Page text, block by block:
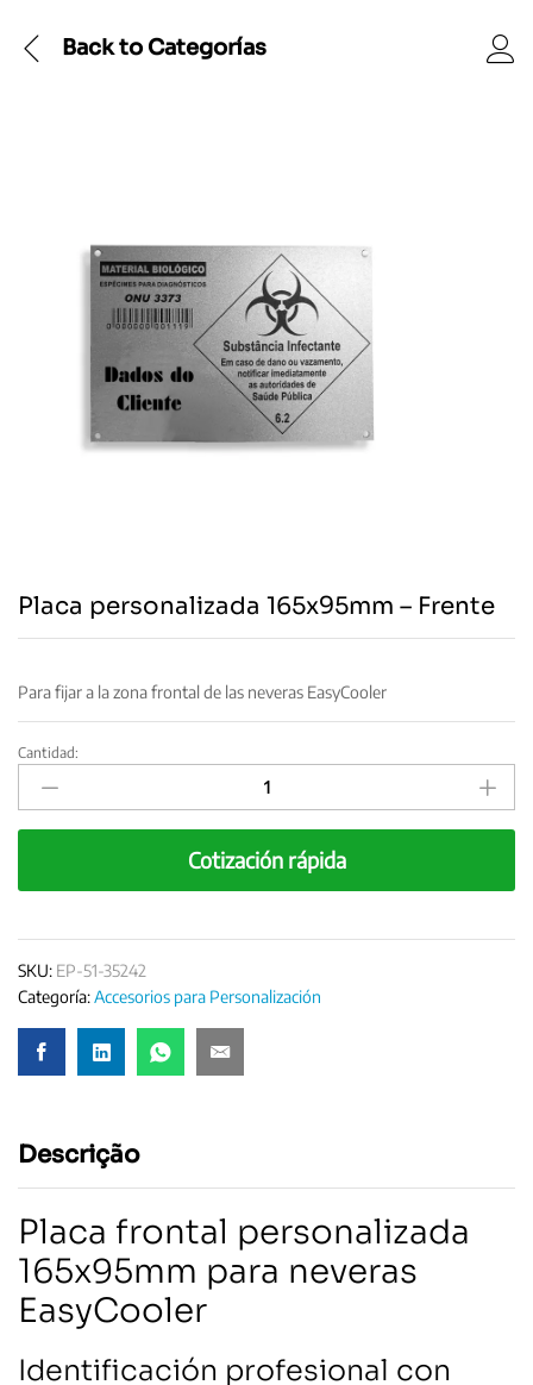
Back to Categorías
Placa personalizada 165x95mm – Frente
Para fijar a la zona frontal de las neveras EasyCooler
Placa
personalizada
165x95mm
-
quantity
Cantidad:
Cotización rápida
SKU: EP-51-35242
Categoría:Accesorios para Personalización
Descrição
Placa frontal personalizada
165x95mm para neveras
EasyCooler
Identificación profesional con